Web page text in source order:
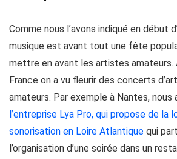
Comme nous l’avons indiqué en début
musique est avant tout une fête
mettre en avant les artistes amateurs.
France on a vu fleurir des concerts
amateurs. Par exemple à Nantes, nous
l’entreprise Lya Pro, qui propose de la
sonorisation en Loire Atlantique qui
l’organisation d’une soirée dans un